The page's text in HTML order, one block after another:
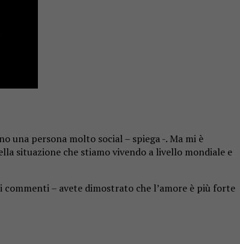
una persona molto social – spiega -. Ma mi è
situazione che stiamo vivendo a livello mondiale e
– avete dimostrato che l’amore è più forte